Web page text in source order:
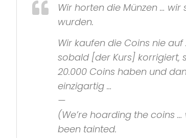
Wir horten die Münzen … wir
wurden.
Wir kaufen die Coins nie auf
sobald [der Kurs] korrigiert,
20.000 Coins haben und
einzigartig …
—
(We’re hoarding the coins …
been tainted.